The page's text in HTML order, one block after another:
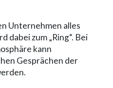
Unternehmen alles
dabei zum „Ring“. Bei
kann
Gesprächen der